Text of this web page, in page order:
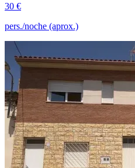
30 €
pers./noche (aprox.)